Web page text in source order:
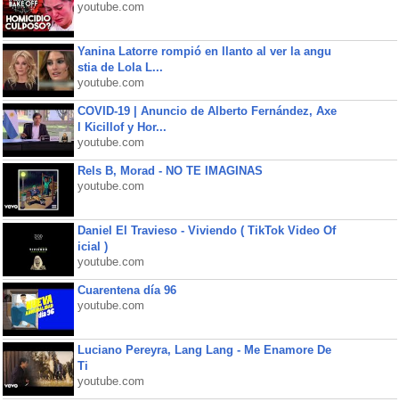
youtube.com
Yanina Latorre rompió en llanto al ver la angu
stia de Lola L...
youtube.com
COVID-19 | Anuncio de Alberto Fernández, Axe
l Kicillof y Hor...
youtube.com
Rels B, Morad - NO TE IMAGINAS
youtube.com
Daniel El Travieso - Viviendo ( TikTok Video Of
icial )
youtube.com
Cuarentena día 96
youtube.com
Luciano Pereyra, Lang Lang - Me Enamore De
Ti
youtube.com